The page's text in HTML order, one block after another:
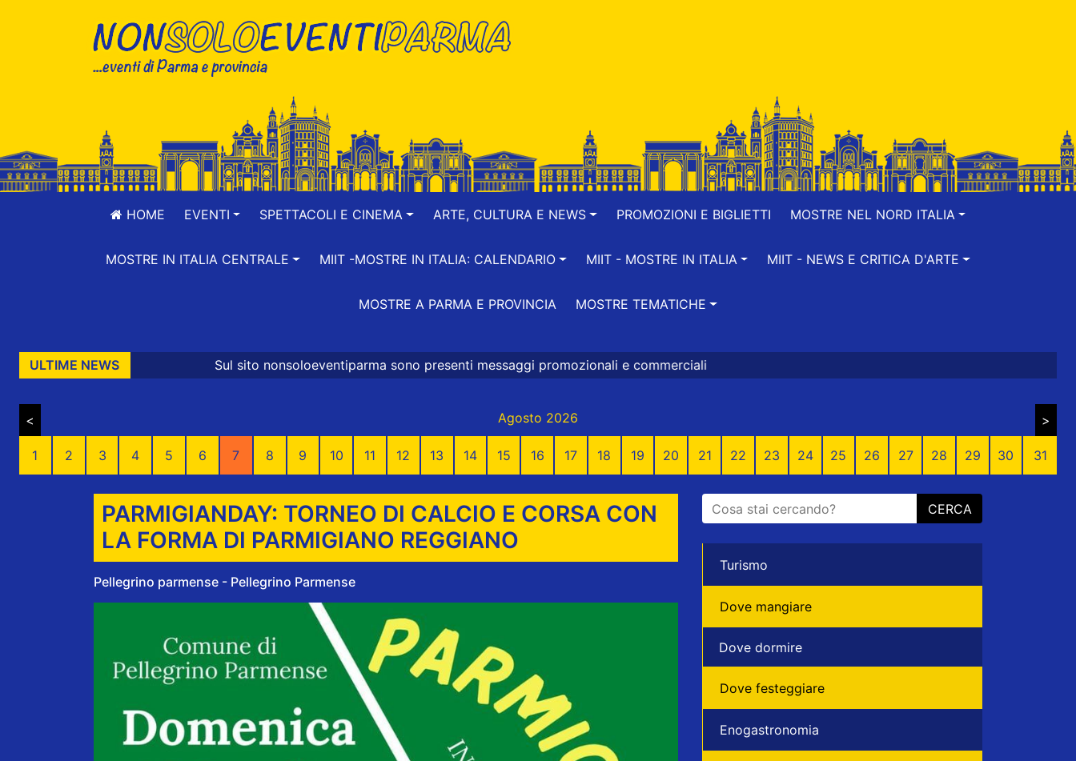
HOME EVENTI SPETTACOLI E CINEMA ARTE, CULTURA E NEWS PROMOZIONI E BIGLIETTI MOSTRE NEL NORD ITALIA
MOSTRE IN ITALIA CENTRALE MIIT -MOSTRE IN ITALIA: CALENDARIO MIIT - MOSTRE IN ITALIA MIIT - NEWS E CRITICA D'ARTE
MOSTRE A PARMA E PROVINCIA MOSTRE TEMATICHE
ULTIME NEWS
Sul sito nonsoloeventiparma sono presenti messaggi promozionali e commerciali
< Agosto 2026 >
1 2 3 4 5 6 7 8 9 10 11 12 13 14 15 16 17 18 19 20 21 22 23 24 25 26 27 28 29 30 31
PARMIGIANDAY: TORNEO DI CALCIO E CORSA CON
LA FORMA DI PARMIGIANO REGGIANO
Pellegrino parmense - Pellegrino Parmense
CERCA
Turismo
Dove mangiare
Dove dormire
Dove festeggiare
Enogastronomia